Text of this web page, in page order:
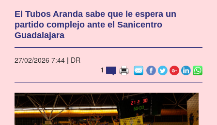
El Tubos Aranda sabe que le espera un
partido complejo ante el Sanicentro
Guadalajara
27/02/2026 7:44 | DR
1